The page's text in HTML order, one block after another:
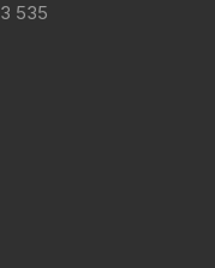
535